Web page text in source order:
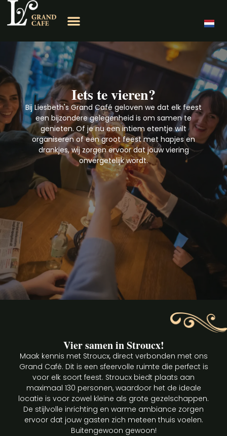
Iets te vieren?
Bij Liesbeth's Grand Café geloven we dat elk feest
een bijzondere gelegenheid is om samen te
genieten. Of je nu een intiem etentje wilt
organiseren of een groot feest met hapjes en
drankjes, wij zorgen ervoor dat jouw viering
onvergetelijk wordt.
Vier samen in Stroucx!
Maak kennis met Stroucx, direct verbonden met ons
Grand Café. Dit is een sfeervolle ruimte die perfect is
voor elk soort feest. Stroucx biedt plaats aan
maximaal 130 personen, waardoor het de ideale
locatie is voor zowel kleine als grote gezelschappen.
De stijlvolle inrichting en warme ambiance zorgen
ervoor dat jouw gasten zich meteen thuis voelen.
Buitengewoon gewoon!